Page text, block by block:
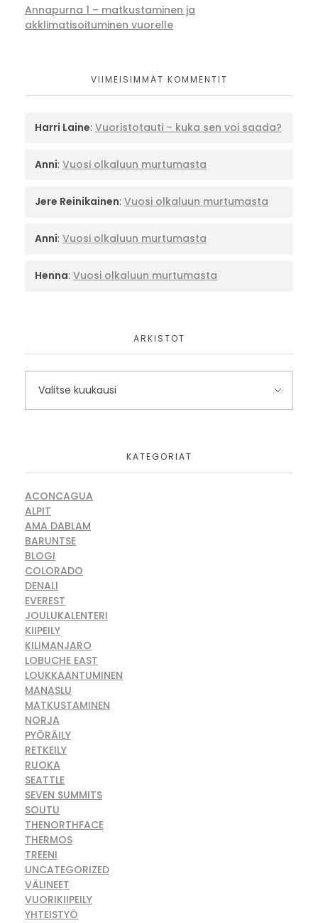
Annapurna 1 – matkustaminen ja
akklimatisoituminen vuorelle
VIIMEISIMMÄT KOMMENTIT
Harri Laine: Vuoristotauti – kuka sen voi saada?
Anni: Vuosi olkaluun murtumasta
Jere Reinikainen: Vuosi olkaluun murtumasta
Anni: Vuosi olkaluun murtumasta
Henna: Vuosi olkaluun murtumasta
ARKISTOT
KATEGORIAT
ACONCAGUA
ALPIT
AMA DABLAM
BARUNTSE
BLOGI
COLORADO
DENALI
EVEREST
JOULUKALENTERI
KIIPEILY
KILIMANJARO
LOBUCHE EAST
LOUKKAANTUMINEN
MANASLU
MATKUSTAMINEN
NORJA
PYÖRÄILY
RETKEILY
RUOKA
SEATTLE
SEVEN SUMMITS
SOUTU
THENORTHFACE
THERMOS
TREENI
UNCATEGORIZED
VÄLINEET
VUORIKIIPEILY
YHTEISTYÖ